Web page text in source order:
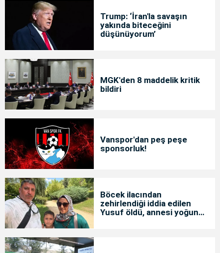
Trump: ‘İran'la savaşın
yakında biteceğini
düşünüyorum’
MGK'den 8 maddelik kritik
bildiri
Vanspor'dan peş peşe
sponsorluk!
Böcek ilacından
zehirlendiği iddia edilen
Yusuf öldü, annesi yoğun